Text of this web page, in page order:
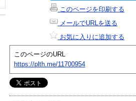
このページを印刷する
メールでURLを送る
お気に入りに追加する
このページのURL
https://plth.me/11700954